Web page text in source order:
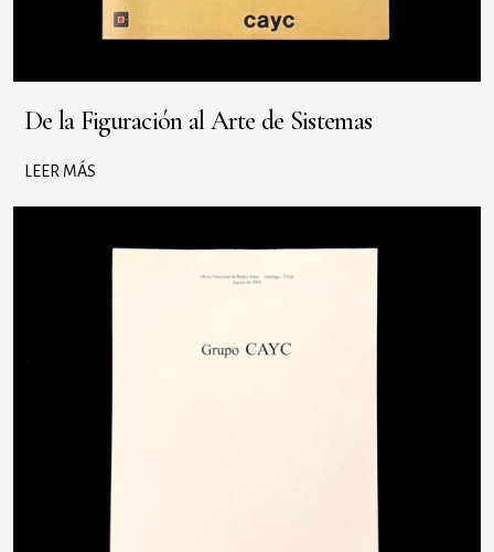
De la Figuración al Arte de Sistemas
LEER MÁS